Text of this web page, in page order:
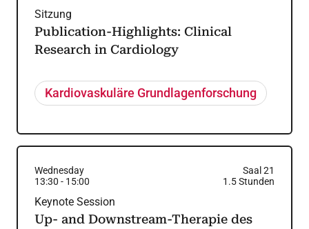
Sitzung
Publication-Highlights: Clinical
Research in Cardiology
Kardiovaskuläre Grundlagenforschung
Wednesday
Saal 21
13:30 - 15:00 1.5Stunden
Keynote Session
Up- and Downstream-Therapie des